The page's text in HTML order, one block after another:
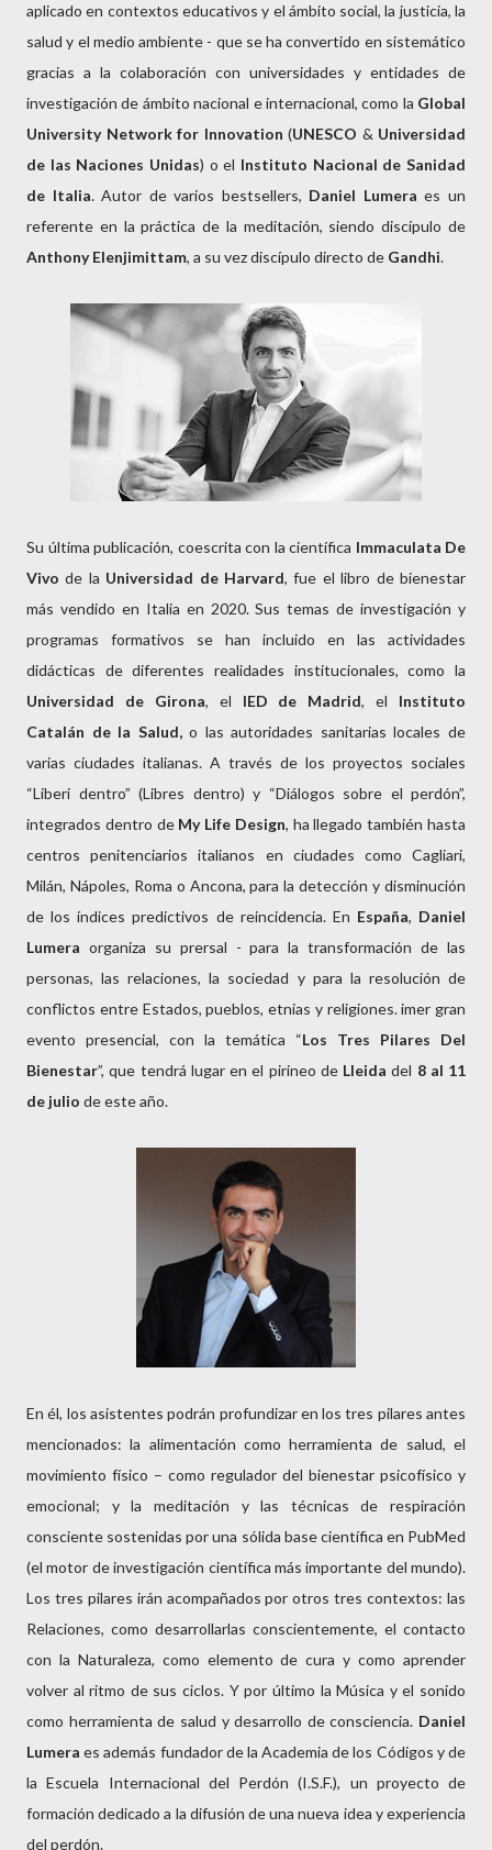
aplicado en contextos educativos y el ámbito social, la justicia, la
salud y el medio ambiente - que se ha convertido en sistemático
gracias a la colaboración con universidades y entidades de
investigación de ámbito nacional e internacional, como la Global
University Network for Innovation (UNESCO & Universidad
de las Naciones Unidas) o el Instituto Nacional de Sanidad
de Italia. Autor de varios bestsellers, Daniel Lumera es un
referente en la práctica de la meditación, siendo discípulo de
Anthony Elenjimittam, a su vez discípulo directo de Gandhi.
Su última publicación, coescrita con la científica Immaculata De
Vivode la Universidad de Harvard, fue el libro de bienestar
más vendido en Italia en 2020. Sus temas de investigación y
programas formativos se han incluido en las actividades
didácticas de diferentes realidades institucionales, como la
Universidad de Girona, el IED de Madrid, el Instituto
Catalán de la Salud,o las autoridades sanitarias locales de
varias ciudades italianas. A través de los proyectos sociales
“Liberi dentro” (Libres dentro) y “Diálogos sobre el perdón”,
integrados dentro de My Life Design, ha llegado también hasta
centros penitenciarios italianos en ciudades como Cagliari,
Milán, Nápoles, Roma o Ancona, para la detección y disminución
de los índices predictivos de reincidencia. En España, Daniel
Lumera organiza su prersal - para la transformación de las
personas, las relaciones, la sociedad y para la resolución de
conflictos entre Estados, pueblos, etnias y religiones.imer gran
evento presencial, con la temática “Los Tres Pilares Del
Bienestar”, que tendrá lugar en el pirineo de Lleidadel 8 al 11
de julio de este año.
En él, los asistentes podrán profundizar en los tres pilares antes
mencionados: la alimentación como herramienta de salud, el
movimiento físico – como regulador del bienestar psicofísico y
emocional; y la meditación y las técnicas de respiración
consciente sostenidas por una sólida base científica en PubMed
(el motor de investigación científica más importante del mundo).
Los tres pilares irán acompañados por otros tres contextos: las
Relaciones, como desarrollarlas conscientemente, el contacto
con la Naturaleza, como elemento de cura y como aprender
volver al ritmo de sus ciclos. Y por último la Música y el sonido
como herramienta de salud y desarrollo de consciencia. Daniel
Lumera es además fundador de la Academia de los Códigos y de
la Escuela Internacional del Perdón (I.S.F.), un proyecto de
formación dedicado a la difusión de una nueva idea y experiencia
del perdón.